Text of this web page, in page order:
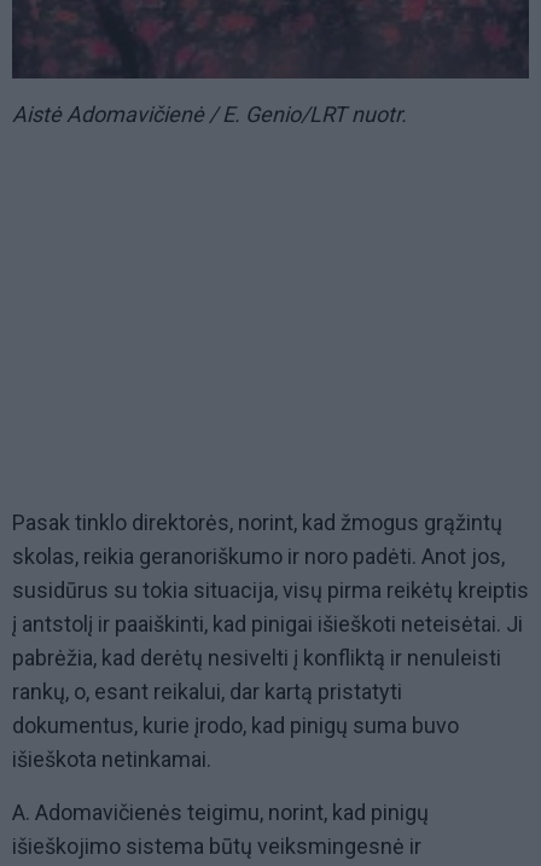
Aistė Adomavičienė / E. Genio/LRT nuotr.
Pasak tinklo direktorės, norint, kad žmogus grąžintų
skolas, reikia geranoriškumo ir noro padėti. Anot jos,
susidūrus su tokia situacija, visų pirma reikėtų kreiptis
į antstolį ir paaiškinti, kad pinigai išieškoti neteisėtai. Ji
pabrėžia, kad derėtų nesivelti į konfliktą ir nenuleisti
rankų, o, esant reikalui, dar kartą pristatyti
dokumentus, kurie įrodo, kad pinigų suma buvo
išieškota netinkamai.
A. Adomavičienės teigimu, norint, kad pinigų
išieškojimo sistema būtų veiksmingesnė ir